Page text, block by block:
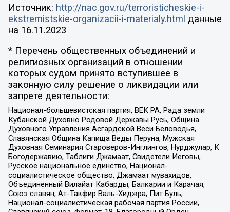
Источник: http://nac.gov.ru/terroristicheskie-i-
ekstremistskie-organizacii-i-materialy.html данные
на 16.11.2023
* Перечень общественных объединений и
религиозных организаций в отношении
которых судом принято вступившее в
законную силу решение о ликвидации или
запрете деятельности:
Национал-большевистская партия, ВЕК РА, Рада земли
Кубанской Духовно Родовой Державы Русь, Община
Духовного Управления Асгардской Веси Беловодья,
Славянская Община Капища Веды Перуна, Мужская
Духовная Семинария Староверов-Инглингов, Нурджулар, К
Богодержавию, Таблиги Джамаат, Свидетели Иеговы,
Русское национальное единство, Национал-
социалистическое общество, Джамаат мувахидов,
Объединенный Вилайат Кабарды, Балкарии и Карачая,
Союз славян, Ат-Такфир Валь-Хиджра, Пит Буль,
Национал-социалистическая рабочая партия России,